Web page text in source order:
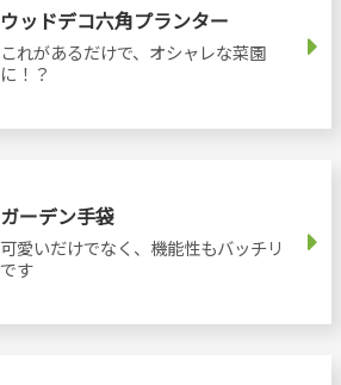
ウッドデコ六角プランター
これがあるだけで、オシャレな菜園
に！？
ガーデン手袋
可愛いだけでなく、機能性もバッチリ
です